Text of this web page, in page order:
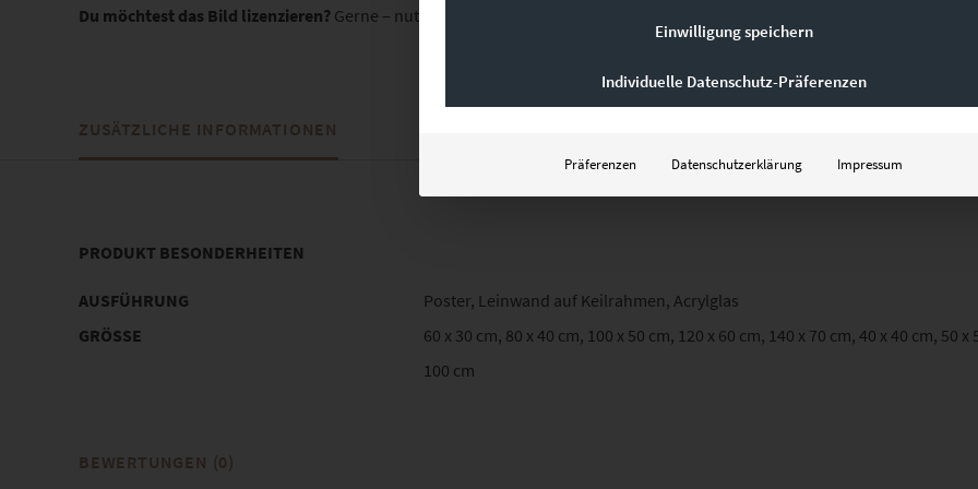
Du möchtest das Bild lizenzieren?Gerne – nutze unser
ZUSÄTZLICHE INFORMATIONEN
PRODUKT BESONDERHEITEN
AUSFÜHRUNG
Poster, Leinwand auf Keilrahmen, Acrylglas
GRÖSSE
60 x 30 cm, 80 x 40 cm, 100 x 50 cm, 120 x 60 cm, 140 x 70 cm, 40 x 40 cm, 50
100 cm
BEWERTUNGEN (0)
Einwilligung speichern
Individuelle Datenschutz-Präferenzen
Präferenzen Datenschutzerklärung Impressum